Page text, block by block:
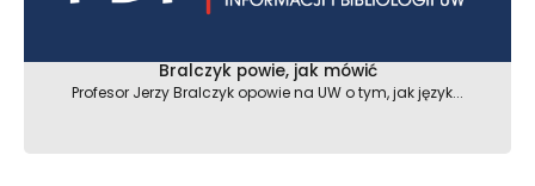
Bralczyk powie, jak mówić
Profesor Jerzy Bralczyk opowie na UW o tym, jak język...